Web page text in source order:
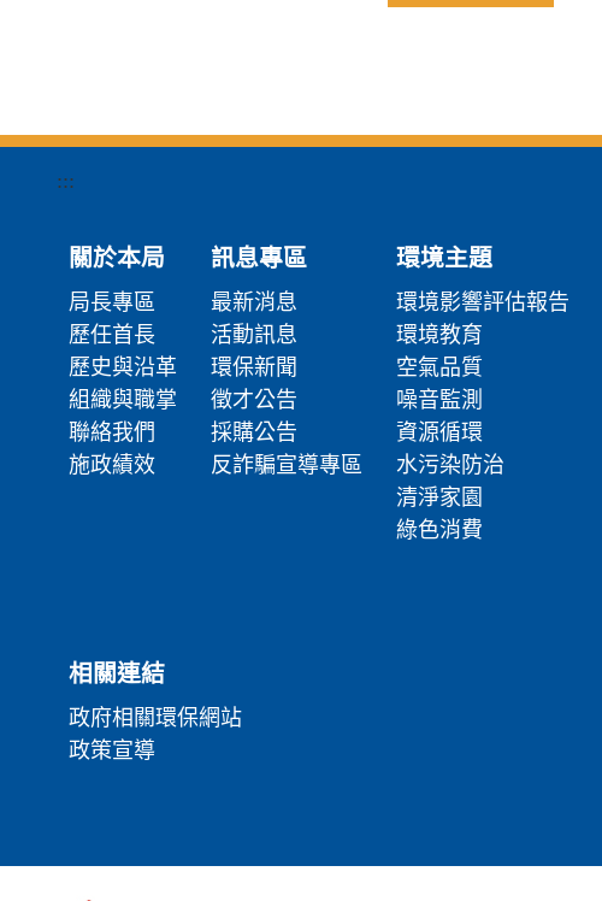
:::
關於本局
局長專區
歷任首長
歷史與沿革
組織與職掌
聯絡我們
施政績效
訊息專區
最新消息
活動訊息
環保新聞
徵才公告
採購公告
反詐騙宣導專區
環境主題
環境影響評估報告
環境教育
空氣品質
噪音監測
資源循環
水污染防治
清淨家園
綠色消費
相關連結
政府相關環保網站
政策宣導